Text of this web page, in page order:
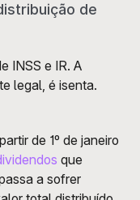
de
INSS e IR. A
legal, é isenta.
de 1º de janeiro
que
a sofrer